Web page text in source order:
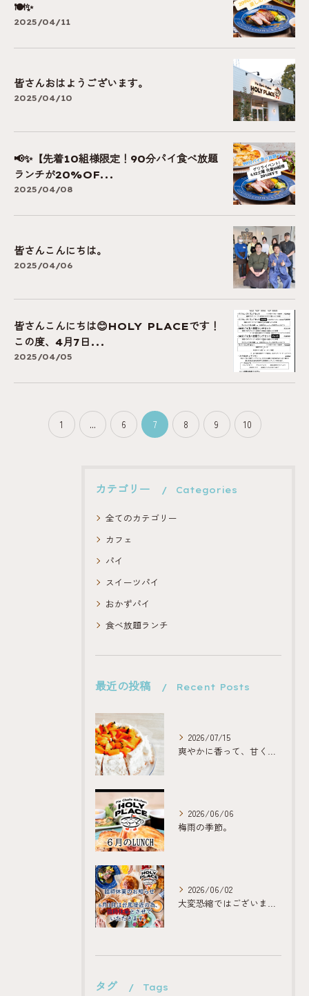
🍽✨
2025/04/11
皆さんおはようございます。
2025/04/10
📢✨【先着10組様限定！90分パイ食べ放題
ランチが20%OF...
2025/04/08
皆さんこんにちは。
2025/04/06
皆さんこんにちは😊HOLY PLACEです！
この度、4月7日...
2025/04/05
1 ... 6 7 8 9 10
カテゴリー Categories
全てのカテゴリー
カフェ
パイ
スイーツパイ
おかずパイ
食べ放題ランチ
最近の投稿 Recent Posts
2026/07/15
爽やかに香って、甘くほどける。
2026/06/06
梅雨の季節。
2026/06/02
大変恐縮ではございますが、
タグ Tags